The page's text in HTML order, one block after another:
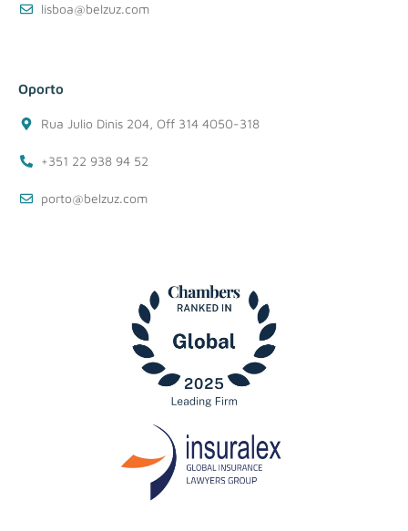
lisboa@belzuz.com
Oporto
Rua Julio Dinis 204, Off 314 4050-318
+351 22 938 94 52
porto@belzuz.com